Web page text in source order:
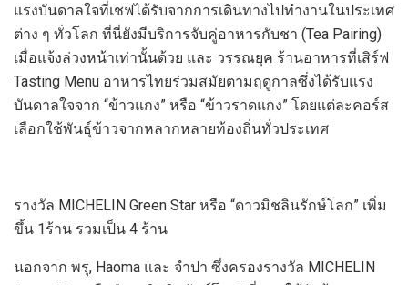
แรงบันดาลใจที่เชฟได้รับจากการเดินทางไปทำงานในประเทศ
ต่าง ๆ ทั่วโลก ที่นี่ยังมีบริการจับคู่อาหารกับชา (Tea Pairing)
เมื่อแจ้งล่วงหน้าเท่านั้นด้วย และ วรรณยุค ร้านอาหารที่เสิร์ฟ
Tasting Menu อาหารไทยร่วมสมัยตามฤดูกาลซึ่งได้รับแรง
บันดาลใจจาก “ข้าวแกง” หรือ “ข้าวราดแกง” โดยแต่ละคอร์ส
เลือกใช้พันธุ์ข้าวจากหลากหลายท้องถิ่นทั่วประเทศ
รางวัล MICHELIN Green Star หรือ “ดาวมิชลินรักษ์โลก” เพิ่ม
ขึ้น 1ร้าน รวมเป็น 4 ร้าน
นอกจาก พรุ, Haoma และ จำปา ซึ่งครองรางวัล MICHELIN